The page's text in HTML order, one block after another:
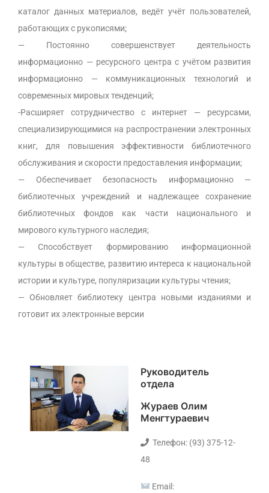
каталог данных материалов, ведёт учёт пользователей,
работающих с рукописями;
— Постоянно совершенствует деятельность
информационно — ресурсного центра с учётом развития
информационно — коммуникационных технологий и
современных мировых тенденций;
-Расширяет сотрудничество с интернет — ресурсами,
специализирующимися на распространении электронных
книг, для повышения эффективности библиотечного
обслуживания и скорости предоставления информации;
— Обеспечивает безопасность информационно —
библиотечных учреждений и надлежащее сохранение
библиотечных фондов как части национального и
мирового культурного наследия;
— Способствует формированию информационной
культуры в обществе, развитию интереса к национальной
истории и культуре, популяризации культуры чтения;
— Обновляет библиотеку центра новыми изданиями и
готовит их электронные версии
Руководитель
отдела
Жураев Олим
Менгтураевич
Телефон: (93) 375-12-
48
Email: